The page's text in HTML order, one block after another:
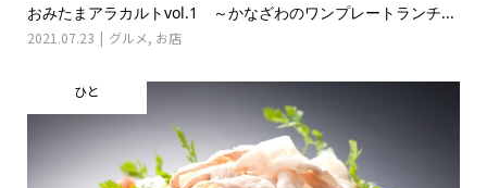
おみたまアラカルトvol.1 ～かなざわのワンプレートランチ...
2021.07.23 グルメ, お店
ひと